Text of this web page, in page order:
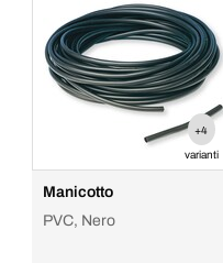
+4
varianti
Manicotto
PVC, Nero